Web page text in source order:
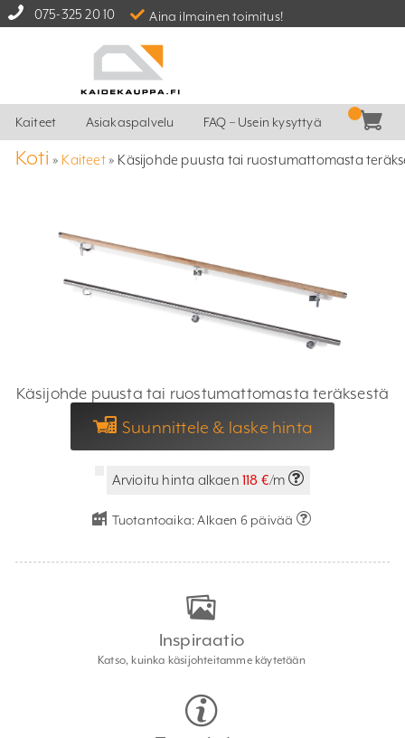
075-325 20 10 Aina ilmainen toimitus!
Kaiteet Asiakaspalvelu FAQ – Usein kysyttyä
Koti » Kaiteet» Käsijohde puusta tai ruostumattomasta
Käsijohde puusta tai ruostumattomasta teräksestä
Suunnittele & laske hinta
Arvioitu hinta alkaen 118 €/m
Tuotantoaika:Alkaen 6 päivää
Inspiraatio
Katso, kuinka käsijohteitamme käytetään